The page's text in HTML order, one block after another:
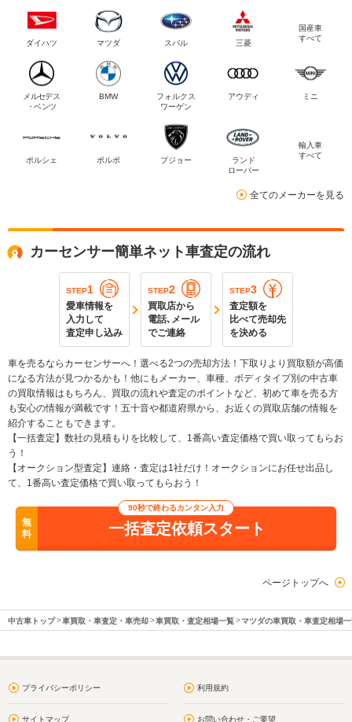
ダイハツ マツダ スバル 三菱
国産車
すべて
メルセデス
・ベンツ
BMW
フォルクス
ワーゲン
アウディ ミニ
ポルシェ ボルボ プジョー
ランド
ローバー
輸入車
すべて
全てのメーカーを見る
カーセンサー簡単ネット車査定の流れ
STEP1
愛車情報を
入力して
査定申し込み
STEP2
買取店から
電話､メール
でご連絡
STEP3
査定額を
比べて売却先
を決める
車を売るならカーセンサーへ！選べる2つの売却方法！下取りより買取額が高価
になる方法が見つかるかも！他にもメーカー、車種、ボディタイプ別の中古車
の買取情報はもちろん、買取の流れや査定のポイントなど、初めて車を売る方
も安心の情報が満載です！五十音や都道府県から、お近くの買取店舗の情報を
紹介することもできます。
【一括査定】数社の見積もりを比較して、1番高い査定価格で買い取ってもらお
う！
【オークション型査定】連絡・査定は1社だけ！オークションにお任せ出品し
て、1番高い査定価格で買い取ってもらおう！
無
料
90秒で終わるカンタン入力
一括査定依頼スタート
ページトップへ
中古車トップ 車買取・車査定・車売却 車買取・査定相場一覧 マツダの車買取・車査定相場
プライバシーポリシー 利用規約
サイトマップ お問い合わせ・ご要望